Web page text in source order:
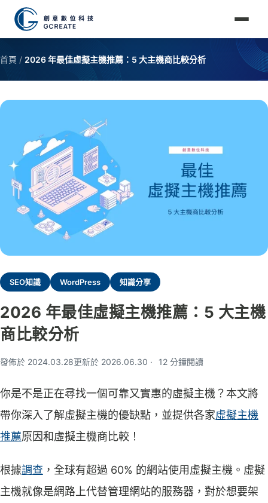
首頁 / 2026 年最佳虛擬主機推薦：5 大主機商比較分析
SEO知識 WordPress 知識分享
2026 年最佳虛擬主機推薦：5 大主機
商比較分析
發佈於 2024.03.28更新於 2026.06.30 12 分鐘閱讀
你是不是正在尋找一個可靠又實惠的虛擬主機？本文將
帶你深入了解虛擬主機的優缺點，並提供各家虛擬主機
推薦原因和虛擬主機商比較！
根據調查 ，全球有超過 60% 的網站使用虛擬主機。虛擬
主機就像是網路上代替管理網站的服務器，對於想要架